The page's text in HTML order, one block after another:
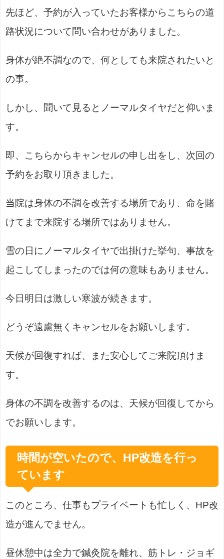
先ほど、予約が入っていたお客様からこちらの道
路状況について問い合わせがありました。
身体が絶不調なので、何としても来院されたいと
の事。
しかし、聞いて見るとノーマルタイヤだと仰いま
す。
即、こちらからキャンセルの申し出をし、次回の
予約をお取り頂きました。
当院は身体の不調を改善する場所であり、命を賭
けてまで来院する場所ではありません。
雪の日にノーマルタイヤで出掛けた挙句、事故を
起こしてしまったのでは何の意味もありません。
今日明日は激しい寒波が続きます。
どうぞ遠慮無くキャンセルをお願いします。
天候が回復すれば、また安心してご来院頂けま
す。
身体の不調を改善するのは、天候が回復してから
でお願いします。
時間が空いたので、HP改造を行っ
ています
このところ、仕事もプライベートも忙しく、HP改
造が進んでません。
昼休憩中は全力で鍼灸院を離れ、筋トレ・ジョギ